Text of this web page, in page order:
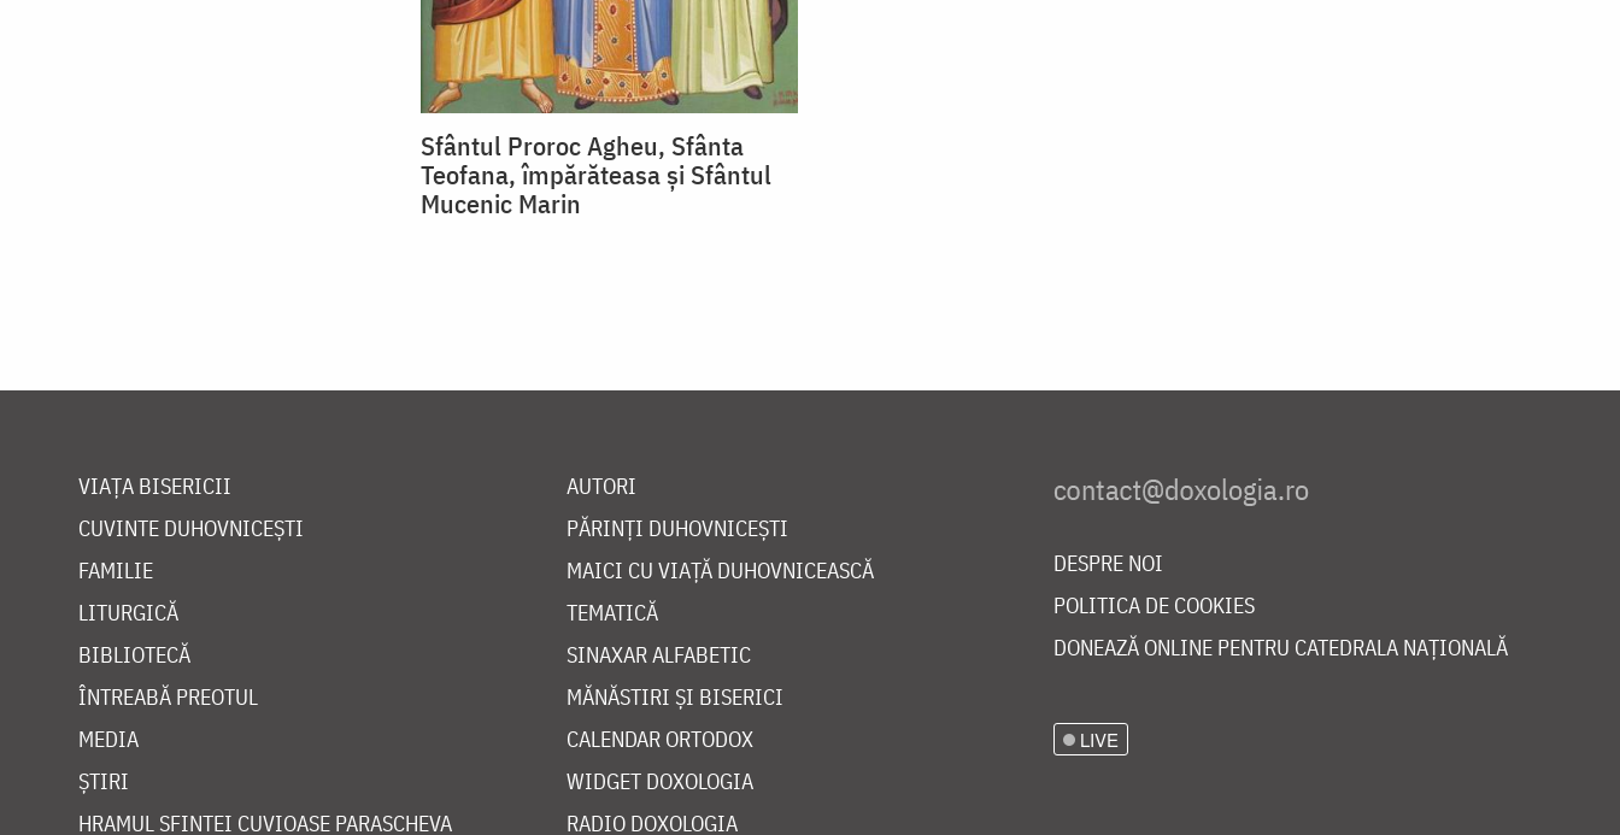
Sfântul Proroc Agheu, Sfânta
Teofana, împărăteasa și Sfântul
Mucenic Marin
VIAȚA BISERICII
CUVINTE DUHOVNICEȘTI
FAMILIE
LITURGICĂ
BIBLIOTECĂ
ÎNTREABĂ PREOTUL
MEDIA
ȘTIRI
HRAMUL SFINTEI CUVIOASE PARASCHEVA
AUTORI
PĂRINȚI DUHOVNICEȘTI
MAICI CU VIAȚĂ DUHOVNICEASCĂ
TEMATICĂ
SINAXAR ALFABETIC
MĂNĂSTIRI ȘI BISERICI
CALENDAR ORTODOX
WIDGET DOXOLOGIA
RADIO DOXOLOGIA
DESPRE NOI
POLITICA DE COOKIES
DONEAZĂ ONLINE PENTRU CATEDRALA NAȚIONALĂ
LIVE